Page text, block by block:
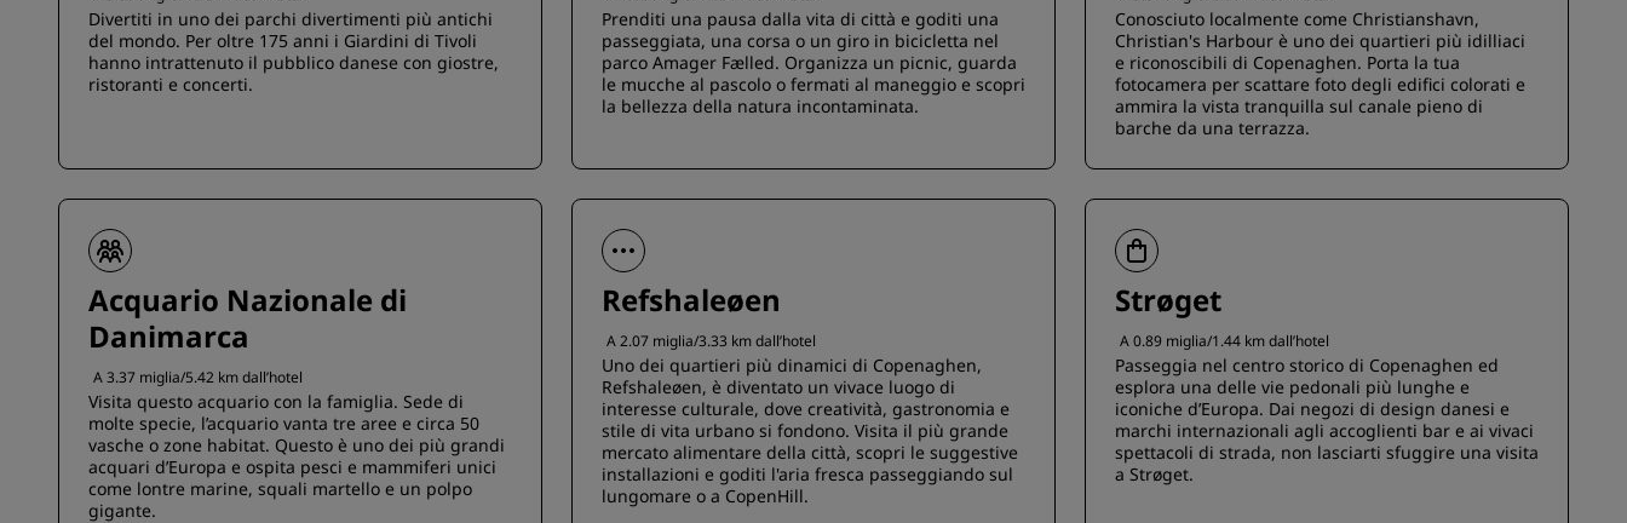
Divertiti in uno dei parchi divertimenti più antichi
del mondo. Per oltre 175 anni i Giardini di Tivoli
hanno intrattenuto il pubblico danese con giostre,
ristoranti e concerti.
Prenditi una pausa dalla vita di città e goditi una
passeggiata, una corsa o un giro in bicicletta nel
parco Amager Fælled. Organizza un picnic, guarda
le mucche al pascolo o fermati al maneggio e scopri
la bellezza della natura incontaminata.
Conosciuto localmente come Christianshavn,
Christian's Harbour è uno dei quartieri più idilliaci
e riconoscibili di Copenaghen. Porta la tua
fotocamera per scattare foto degli edifici colorati e
ammira la vista tranquilla sul canale pieno di
barche da una terrazza.
Acquario Nazionale di
Danimarca
A 3.37 miglia/5.42 km dall’hotel
Visita questo acquario con la famiglia. Sede di
molte specie, l’acquario vanta tre aree e circa 50
vasche o zone habitat. Questo è uno dei più grandi
acquari d’Europa e ospita pesci e mammiferi unici
come lontre marine, squali martello e un polpo
gigante.
Refshaleøen
A 2.07 miglia/3.33 km dall’hotel
Uno dei quartieri più dinamici di Copenaghen,
Refshaleøen, è diventato un vivace luogo di
interesse culturale, dove creatività, gastronomia e
stile di vita urbano si fondono. Visita il più grande
mercato alimentare della città, scopri le suggestive
installazioni e goditi l'aria fresca passeggiando sul
lungomare o a CopenHill.
Strøget
A 0.89 miglia/1.44 km dall’hotel
Passeggia nel centro storico di Copenaghen ed
esplora una delle vie pedonali più lunghe e
iconiche d’Europa. Dai negozi di design danesi e
marchi internazionali agli accoglienti bar e ai vivaci
spettacoli di strada, non lasciarti sfuggire una visita
a Strøget.